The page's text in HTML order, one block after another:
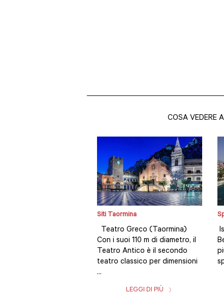
COSA VEDERE
Siti Taormina
Teatro Greco (Taormina)
Con i suoi 110 m di diametro, il
Teatro Antico è il secondo
teatro classico per dimensioni
...
LEGGI DI PIÙ